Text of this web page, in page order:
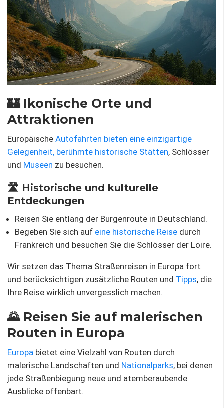
🏰 Ikonische Orte und
Attraktionen
Europäische Autofahrten bieten eine einzigartige
Gelegenheit, berühmte historische Stätten, Schlösser
und Museen zu besuchen.
🛣 Historische und kulturelle
Entdeckungen
Reisen Sie entlang der Burgenroute in Deutschland.
Begeben Sie sich auf eine historische Reise durch
Frankreich und besuchen Sie die Schlösser der Loire.
Wir setzen das Thema Straßenreisen in Europa fort
und berücksichtigen zusätzliche Routen und Tipps, die
Ihre Reise wirklich unvergesslich machen.
🌄 Reisen Sie auf malerischen
Routen in Europa
Europa bietet eine Vielzahl von Routen durch
malerische Landschaften und Nationalparks, bei denen
jede Straßenbiegung neue und atemberaubende
Ausblicke offenbart.